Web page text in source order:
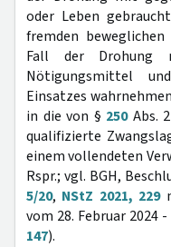
oder Leben
fremden
Fall der Drohung
Nötigungsmittel
Einsatzes
in die von § 250Abs.
qualifizierte
einem vollendeten
Rspr.; vgl. BGH,
5/20, NStZ 2021, 229
vom 28. Februar 2024 -
147).